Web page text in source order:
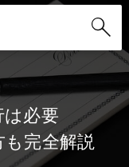
は必要
完全解説